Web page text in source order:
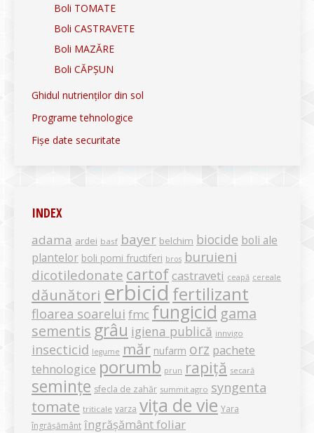
Boli TOMATE
Boli CASTRAVETE
Boli MAZĂRE
Boli CĂPȘUN
Ghidul nutrienților din sol
Programe tehnologice
Fișe date securitate
INDEX
adama ardei basf bayer belchim biocide boli ale
plantelor boli pomi fructiferi bros buruieni
dicotiledonate cartof castraveti ceapă cereale
dăunători erbicidfertilizant
floarea soarelui fmc fungicid gama
sementis grâu igiena publică innvigo
insecticid legume măr nufarm orz pachete
tehnologice porumb prun rapiță secară
semințe sfecla de zahăr summit agro syngenta
tomate triticale varza vița de vie Yara
îngrășământ îngrășământ foliar